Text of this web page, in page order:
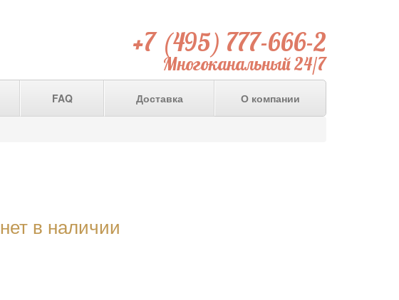
+7 (495) 777-666-2
Многоканальный 24/7
FAQ Доставка О компании
нет в наличии